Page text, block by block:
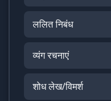
ललित निबंध
व्यंग रचनाएं
शोध लेख/विमर्श